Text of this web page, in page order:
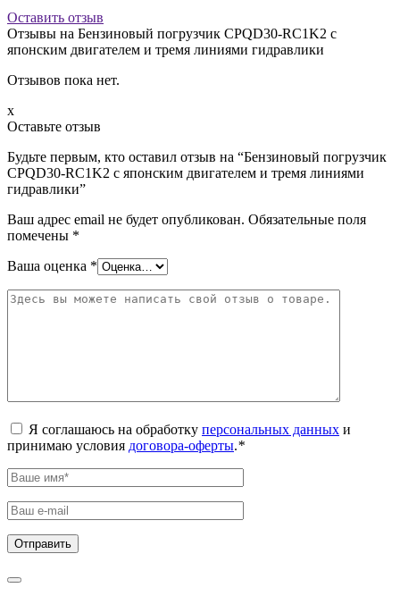
Оставить отзыв
Отзывы на Бензиновый погрузчик CPQD30-RC1K2 с
японским двигателем и тремя линиями гидравлики
Отзывов пока нет.
x
Оставьте отзыв
Будьте первым, кто оставил отзыв на “Бензиновый погрузчик
CPQD30-RC1K2 с японским двигателем и тремя линиями
гидравлики”
Ваш адрес email не будет опубликован. Обязательные поля
помечены *
Ваша оценка *
Я соглашаюсь на обработку персональных данных и
принимаю условия договора-оферты.*